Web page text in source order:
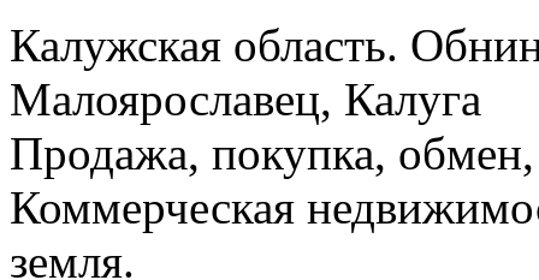
Калужская область.
Малоярославец, Калуга
Продажа, покупка, обмен,
Коммерческая
земля.